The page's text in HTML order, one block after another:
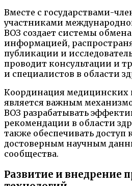
Вместе с государствами-
участниками
ВОЗ создает системы
информацией,
публикации и
проводит консультации и
и специалистов в области
Координация медицинских
является важным
ВОЗ разрабатывать
рекомендации в области
также обеспечивать доступ
достоверным научным
сообщества.
Развитие и внедрение